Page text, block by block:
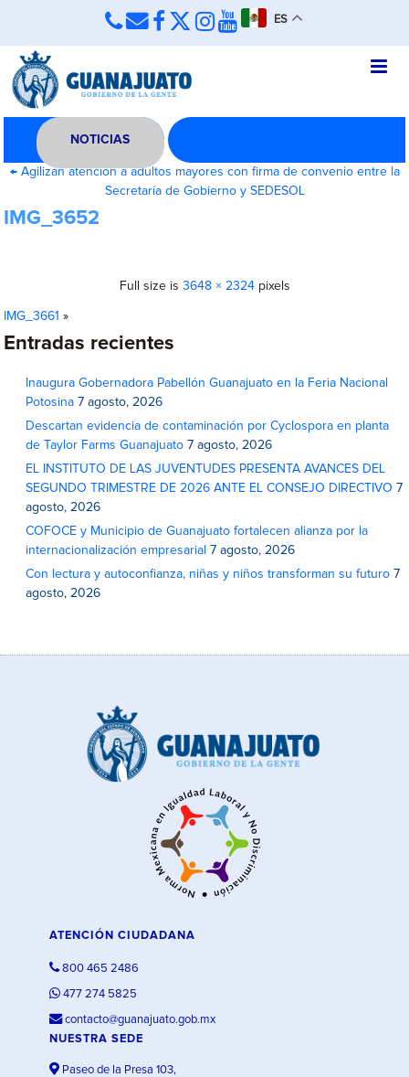
ES
NOTICIAS
←Agilizan atención a adultos mayores con firma de convenio entre la
Secretaría de Gobierno y SEDESOL
IMG_3652
Full size is 3648 × 2324pixels
IMG_3661 »
Entradas recientes
Inaugura Gobernadora Pabellón Guanajuato en la Feria Nacional
Potosina 7 agosto, 2026
Descartan evidencia de contaminación por Cyclospora en planta
de Taylor Farms Guanajuato 7 agosto, 2026
EL INSTITUTO DE LAS JUVENTUDES PRESENTA AVANCES DEL
SEGUNDO TRIMESTRE DE 2026 ANTE EL CONSEJO DIRECTIVO 7
agosto, 2026
COFOCE y Municipio de Guanajuato fortalecen alianza por la
internacionalización empresarial 7 agosto, 2026
Con lectura y autoconfianza, niñas y niños transforman su futuro 7
agosto, 2026
ATENCIÓN CIUDADANA
800 465 2486
477 274 5825
contacto@guanajuato.gob.mx
NUESTRA SEDE
Paseo de la Presa 103,